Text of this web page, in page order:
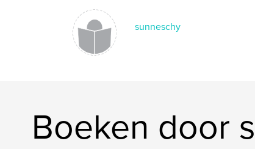
sunneschy
Boeken door